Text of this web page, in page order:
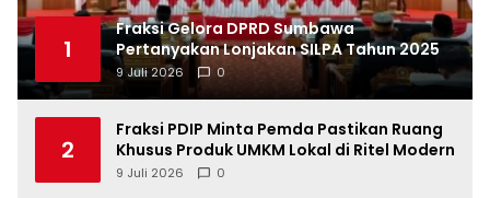
1
Fraksi Gelora DPRD Sumbawa
Pertanyakan Lonjakan SILPA Tahun 2025
9 Juli 2026 0
2
Fraksi PDIP Minta Pemda Pastikan Ruang
Khusus Produk UMKM Lokal di Ritel Modern
9 Juli 2026 0